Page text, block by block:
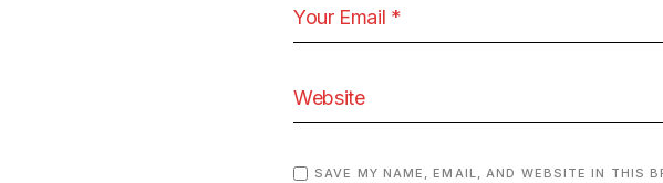
SAVE MY NAME, EMAIL, AND WEBSITE IN THIS